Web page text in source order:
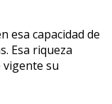
esa capacidad de
Esa riqueza
vigente su